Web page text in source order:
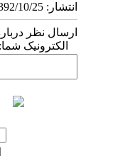
انتشار: 1392/10/25
ارسال نظر
الکترونیک شما: